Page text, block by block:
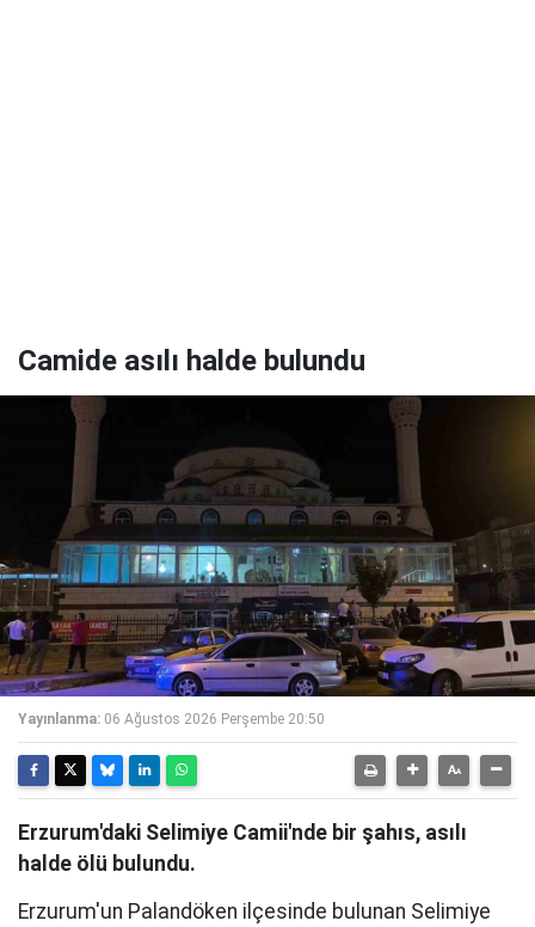
Camide asılı halde bulundu
Yayınlanma: 06 Ağustos 2026 Perşembe 20:50
Erzurum'daki Selimiye Camii'nde bir şahıs, asılı
halde ölü bulundu.
Erzurum'un Palandöken ilçesinde bulunan Selimiye